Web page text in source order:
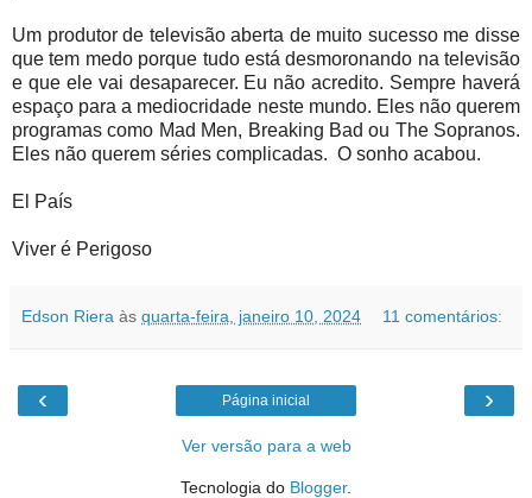
Um produtor de televisão aberta de muito sucesso me disse
que tem medo porque tudo está desmoronando na televisão
e que ele vai desaparecer. Eu não acredito. Sempre haverá
espaço para a mediocridade neste mundo. Eles não querem
programas como Mad Men, Breaking Bad ou The Sopranos.
Eles não querem séries complicadas. O sonho acabou.
El País
Viver é Perigoso
Edson Riera às quarta-feira, janeiro 10, 2024 11 comentários:
‹ ›
Página inicial
Ver versão para a web
Tecnologia do Blogger.